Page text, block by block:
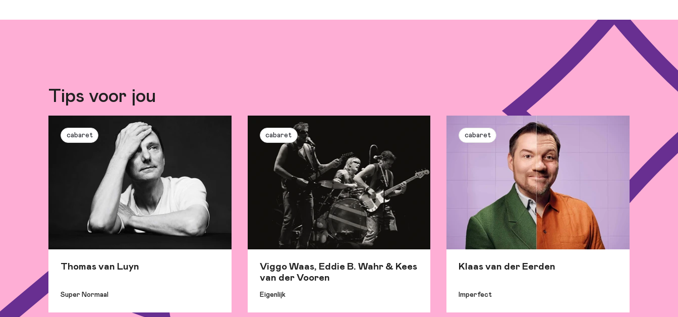
Tips voor jou
cabaret
Thomas van Luyn
Super Normaal
cabaret
Viggo Waas, Eddie B. Wahr & Kees
van der Vooren
Eigenlijk
cabaret
Klaas van der Eerden
Imperfect